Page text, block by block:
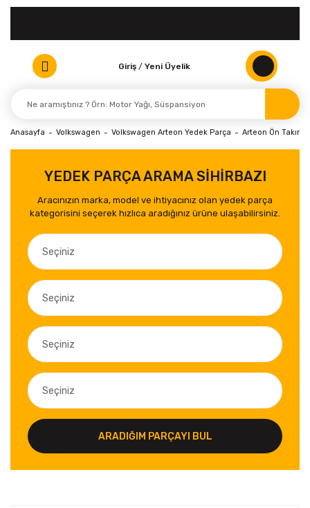
Giriş / Yeni Üyelik
Anasayfa Volkswagen Volkswagen Arteon Yedek Parça Arteon Ön Takım
YEDEK PARÇA ARAMA SİHİRBAZI
Aracınızın marka, model ve ihtiyacınız olan yedek parça
kategorisini seçerek hızlıca aradığınız ürüne ulaşabilirsiniz.
ARADIĞIM PARÇAYI BUL